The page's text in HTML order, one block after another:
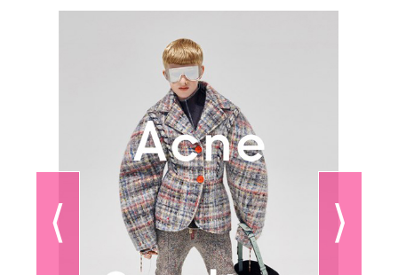
⟨ ⟩